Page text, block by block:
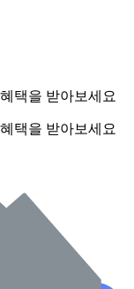
택을 받아보세요
택을 받아보세요